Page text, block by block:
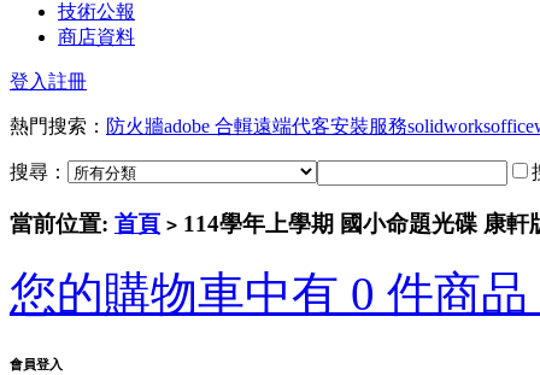
技術公報
商店資料
登入註冊
熱門搜索： 防火牆adobe 合輯遠端代客安裝服務solidworksoffice
搜尋：
當前位置: 首頁 > 114學年上學期 國小命題光碟 康
您的購物車中有 0 件商
會員登入